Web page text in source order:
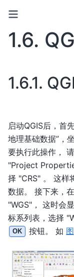
1.6.
1.6.1.
启动QGIS后，首
地理基础数据”，
要执行此操作，
"Project
择 "CRS" 。 这样
数据。 接下来，
"WGS"， 这时会
标系列表，选择
OK 按钮。 如